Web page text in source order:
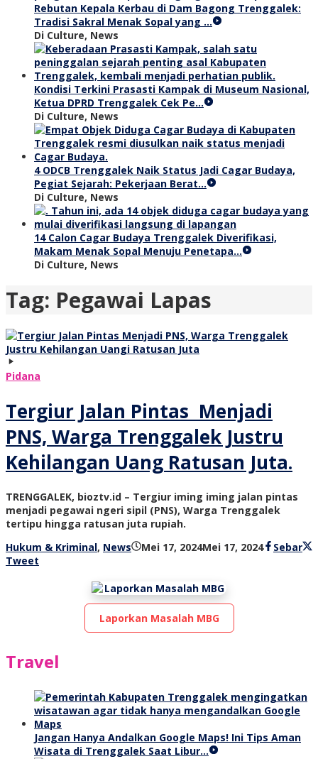
Rebutan Kepala Kerbau di Dam Bagong Trenggalek:
Tradisi Sakral Menak Sopal yang …
Di Culture, News
Kondisi Terkini Prasasti Kampak di Museum Nasional,
Ketua DPRD Trenggalek Cek Pe…
Di Culture, News
4 ODCB Trenggalek Naik Status Jadi Cagar Budaya,
Pegiat Sejarah: Pekerjaan Berat…
Di Culture, News
14 Calon Cagar Budaya Trenggalek Diverifikasi,
Makam Menak Sopal Menuju Penetapa…
Di Culture, News
Tag: Pegawai Lapas
Pidana
Tergiur Jalan Pintas Menjadi
PNS, Warga Trenggalek Justru
Kehilangan Uang Ratusan Juta.
TRENGGALEK, bioztv.id – Tergiur iming iming jalan pintas
menjadi pegawai ngeri sipil (PNS), Warga Trenggalek
tertipu hingga ratusan juta rupiah.
Hukum & Kriminal, News Mei 17, 2024Mei 17, 2024olehSebar
Tweet
Laporkan Masalah MBG
Travel
Jangan Hanya Andalkan Google Maps! Ini Tips Aman
Wisata di Trenggalek Saat Libur…